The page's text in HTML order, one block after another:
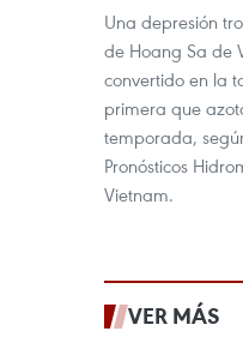
Una depresión
de Hoang Sa de
convertido en la
primera que
temporada,
Pronósticos
Vietnam.
VER MÁS